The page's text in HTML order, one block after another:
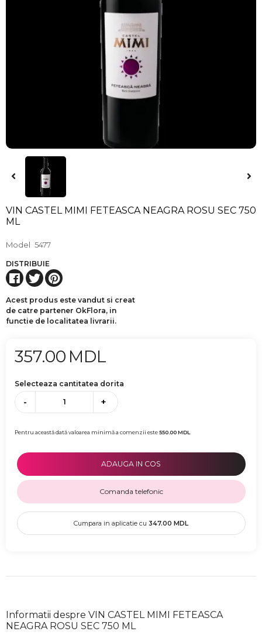
VIN CASTEL MIMI FETEASCA NEAGRA ROSU SEC 750
ML
Model 5477
DISTRIBUIE
Acest produs este vandut si creat
de catre partener OkFlora, in
functie de localitatea livrarii.
357.00 MDL
Selecteaza cantitatea dorita
- +
Pentru această dată valoarea minimă a comenzii este550.00MDL
ADAUGA IN COS
Comanda telefonic
Cumpara in aplicatie cu 347.00 MDL
Informatii despre VIN CASTEL MIMI FETEASCA
NEAGRA ROSU SEC 750 ML